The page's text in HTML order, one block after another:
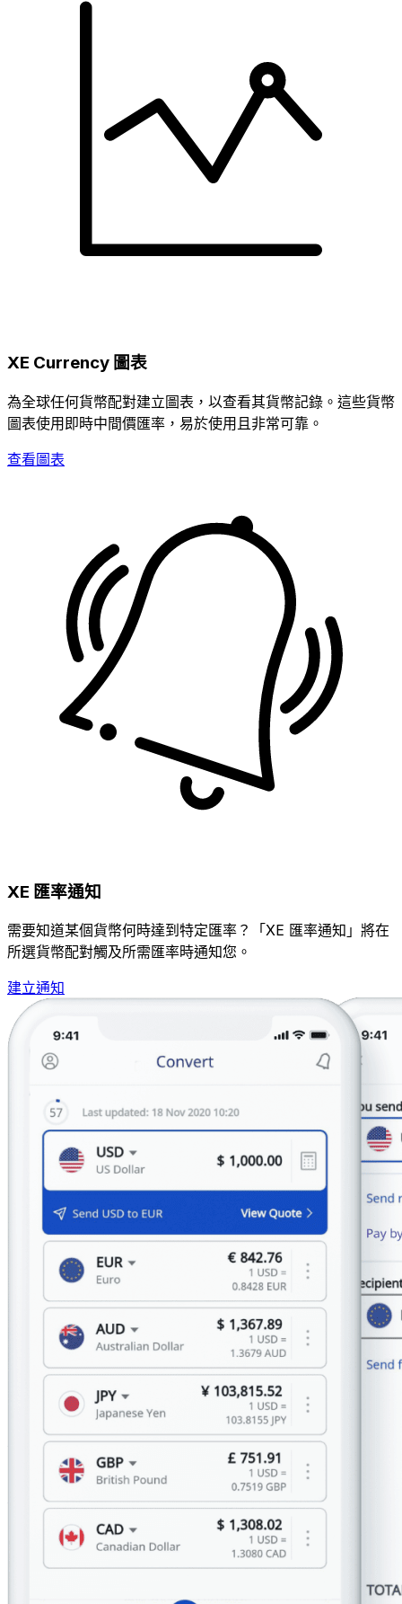
XE Currency 圖表
為全球任何貨幣配對建立圖表，以查看其貨幣記錄。這些貨幣
圖表使用即時中間價匯率，易於使用且非常可靠。
查看圖表
XE 匯率通知
需要知道某個貨幣何時達到特定匯率？「XE 匯率通知」將在
所選貨幣配對觸及所需匯率時通知您。
建立通知